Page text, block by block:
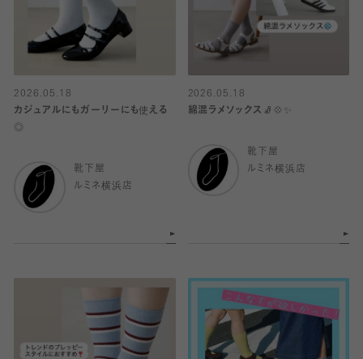
2026.05.18
カジュアルにもガーリーにも使える
◎
靴下屋
ルミネ横浜店
2026.05.18
綿混ラメソックス🧦💠✨
靴下屋
ルミネ横浜店